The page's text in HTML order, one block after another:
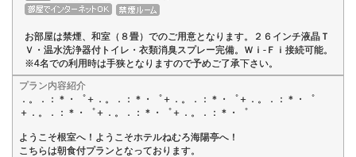
お部屋は禁煙、和室（８畳）でのご用意となります。２６インチ液晶Ｔ
Ｖ・温水洗浄器付トイレ・衣類消臭スプレー完備。Ｗｉ-Ｆｉ接続可能。
※4名での利用時は手狭となりますので予めご了承下さい。
プラン内容紹介
．。．：＊・゜＋．。．：＊・゜＋．。．：＊・゜＋．。．：＊・゜
＋．。．：＊・゜＋．。．：＊・゜＋．。．：＊・゜
ようこそ根室へ！ようこそホテルねむろ海陽亭へ！
こちらは朝食付プランとなっております。